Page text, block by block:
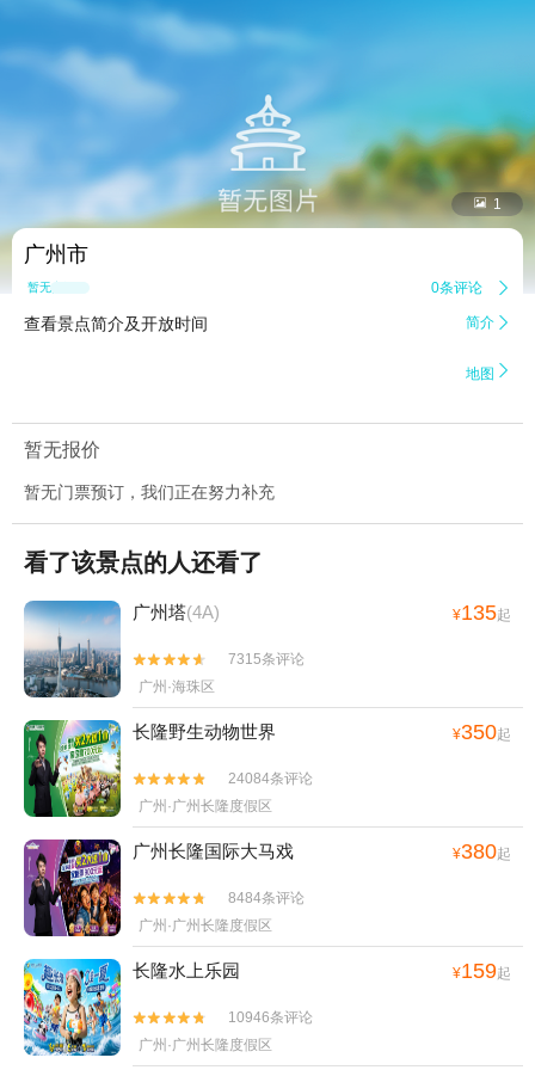
 1
广州市
暂无点评 0条评论 
查看景点简介及开放时间 简介 
地图 
暂无报价
暂无门票预订，我们正在努力补充
看了该景点的人还看了
广州塔(4A) ¥135起


7315条评论
广州·海珠区
长隆野生动物世界 ¥350起


24084条评论
广州·广州长隆度假区
广州长隆国际大马戏 ¥380起


8484条评论
广州·广州长隆度假区
长隆水上乐园 ¥159起


10946条评论
广州·广州长隆度假区